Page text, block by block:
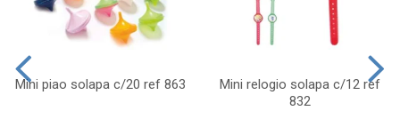
Mini piao solapa c/20 ref 863
Mini relogio solapa c/12 ref
832